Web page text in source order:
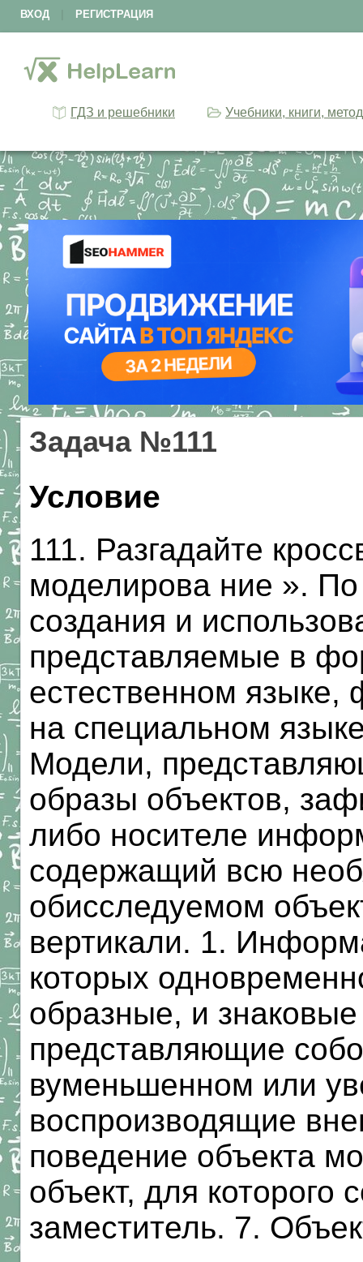
ВХОД РЕГИСТРАЦИЯ
ГДЗ и решебники Учебники, книги,
Задача №111
Условие
111. Разгадайте
моделирова ние ».
создания и
представляемые в
естественном
на специальном
Модели,
образы объектов,
либо носителе
содержащий всю
обисследуемом
вертикали. 1.
которых
образные, и
представляющие
вуменьшенном или
воспроизводящие
поведение объекта
объект, для которого
заместитель. 7.